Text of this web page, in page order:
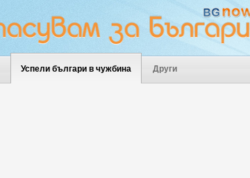
Успели българи в чужбина Други